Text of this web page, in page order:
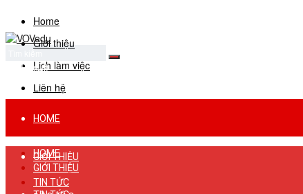
Home
Giới thiệu
Lịch làm việc
Liên hệ
No Result
View All Result
HOME
GIỚI THIỆU
HOME
GIỚI THIỆU
TIN TỨC